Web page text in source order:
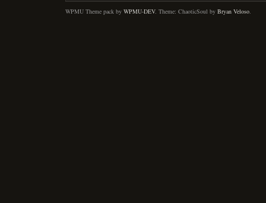
WPMU Theme pack by WPMU-DEV. Theme: ChaoticSoul by Bryan Veloso